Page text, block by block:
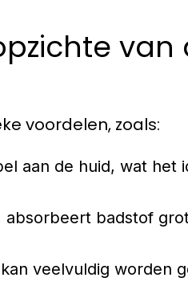
van
voordelen, zoals:
aan de huid, wat het
absorbeert badstof
veelvuldig worden